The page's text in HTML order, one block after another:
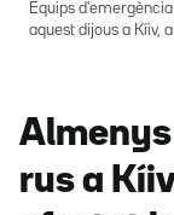
Equips
aquest dijous a Kíiv,
rus a